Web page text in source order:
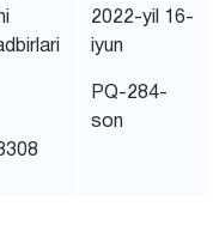
2022-yil 16-
iyun
PQ-284-
son